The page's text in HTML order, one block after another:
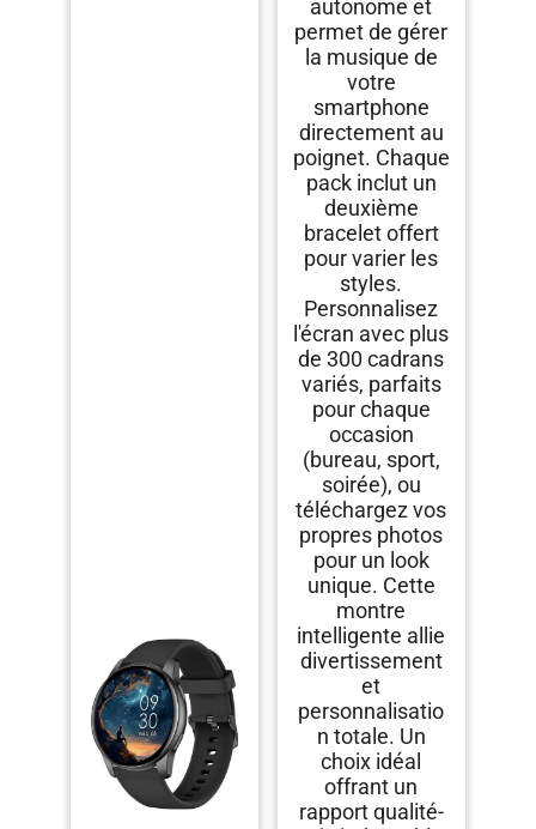
autonome et
permet de gérer
la musique de
votre
smartphone
directement au
poignet. Chaque
pack inclut un
deuxième
bracelet offert
pour varier les
styles.
Personnalisez
l'écran avec plus
de 300 cadrans
variés, parfaits
pour chaque
occasion
(bureau, sport,
soirée), ou
téléchargez vos
propres photos
pour un look
unique. Cette
montre
intelligente allie
divertissement
et
personnalisatio
n totale. Un
choix idéal
offrant un
rapport qualité-